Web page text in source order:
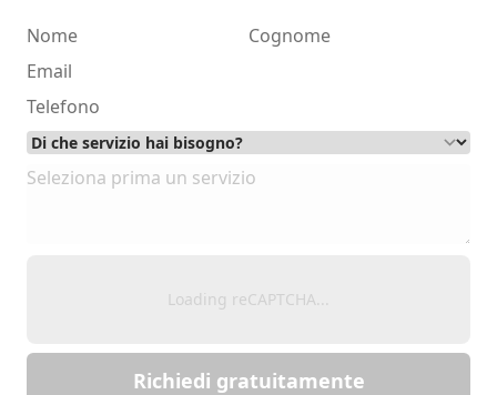
Loading reCAPTCHA...
Richiedi gratuitamente